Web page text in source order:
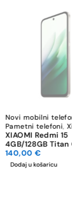
Novi mobilni
Pametni telefoni,
XIAOMI Redmi 15
4GB/128GB Titan
140,00 €
Dodaj u košaricu